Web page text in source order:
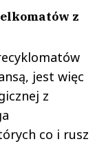
z
jest więc
z
co i rusz